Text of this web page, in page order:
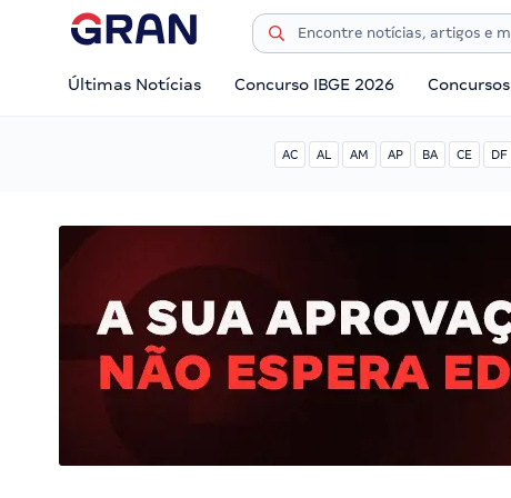
Últimas Notícias Concurso IBGE 2026 Concursos
AC AL AM AP BA CE DF